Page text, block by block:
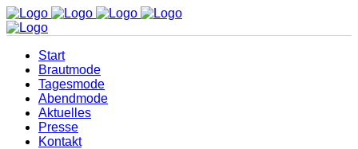
Start
Brautmode
Tagesmode
Abendmode
Aktuelles
Presse
Kontakt